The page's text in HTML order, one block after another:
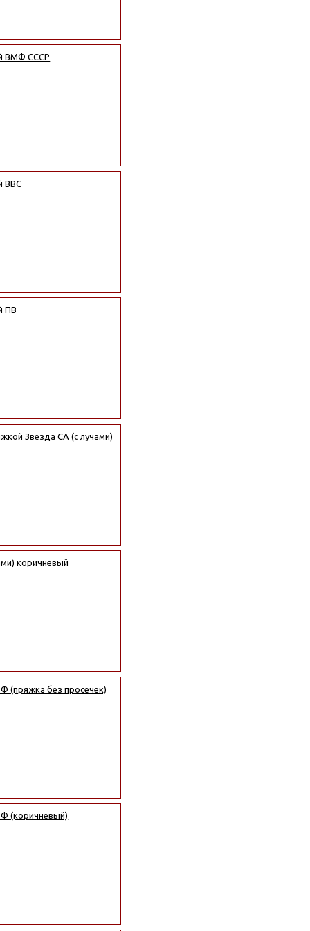
ВМФ СССР
ВВС
ПВ
Звезда СА (с лучами)
коричневый
(пряжка без просечек)
(коричневый)